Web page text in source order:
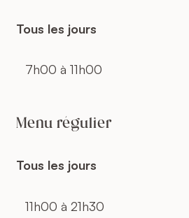
Tous les jours
7h00 à 11h00
Menu régulier
Tous les jours
11h00 à 21h30